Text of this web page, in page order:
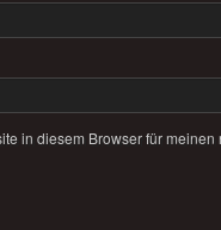
in diesem Browser für